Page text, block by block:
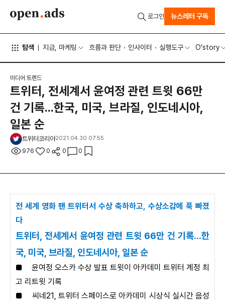
탐색 지금, 마케팅 흐름과 판단 인사이터 실행도구 O'story
로그인 뉴스레터 구독
미디어 트렌드
트위터, 전세계서 윤여정 관련 트윗 66만
건 기록...한국, 미국, 브라질, 인도네시아,
일본 순
트위터코리아2021.04.30 07:55
976 0 0 0
전 세계 영화 팬 트위터서 수상 축하하고, 수상소감에 푹 빠졌
다
트위터, 전세계서 윤여정 관련 트윗 66만 건 기록...한
국, 미국, 브라질, 인도네시아, 일본 순
■
윤여정 오스카 수상 발표 트윗이 아카데미 트위터 계정 최
고 리트윗 기록
■
씨네21, 트위터 스페이스로 아카데미 시상식 실시간 음성